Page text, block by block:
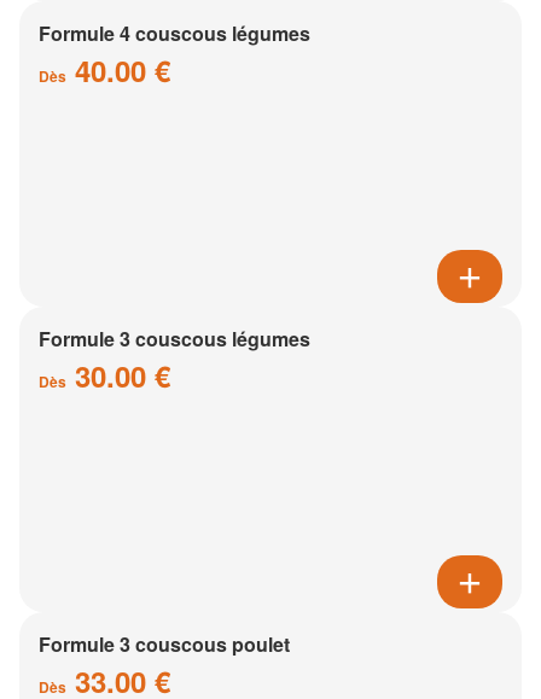
Formule 4 couscous légumes
Dès 40.00 €
Formule 3 couscous légumes
Dès 30.00 €
Formule 3 couscous poulet
Dès 33.00 €